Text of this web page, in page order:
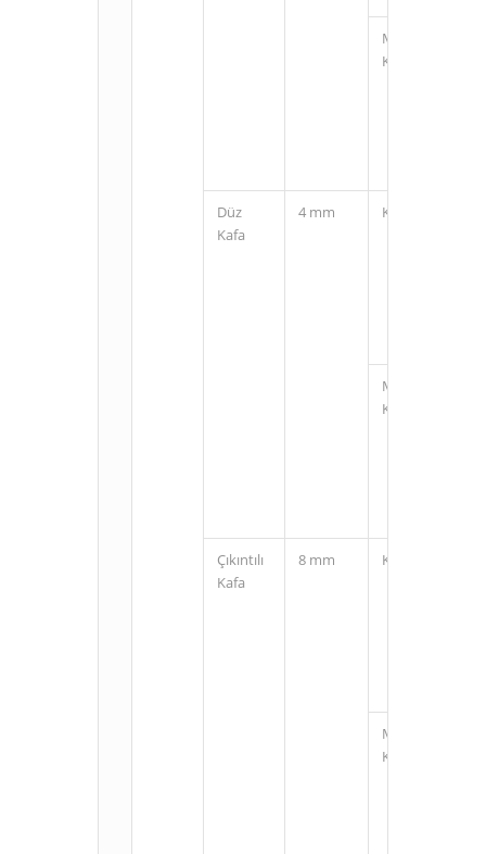
M12
Konnektörlü
Düz
Kafa
4 mm Kablolu
M12
Konnektörlü
Çıkıntılı
Kafa
8 mm Kablolu
M12
Konnektörlü